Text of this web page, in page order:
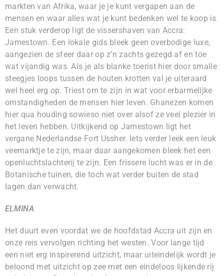
markten van Afrika, waar je je kunt vergapen aan de
mensen en waar alles wat je kunt bedenken wel te koop is.
Een stuk verderop ligt de vissershaven van Accra:
Jamestown. Een lokale gids bleek geen overbodige luxe,
aangezien de sfeer daar op z’n zachts gezegd af en toe
wat vijandig was. Als je als blanke toerist hier door smalle
steegjes loops tussen de houten krotten val je uiteraard
wel heel erg op. Triest om te zijn in wat voor erbarmelijke
omstandigheden de mensen hier leven. Ghanezen komen
hier qua houding sowieso niet over alsof ze veel plezier in
het leven hebben. Uitkijkend op Jamestown ligt het
vergane Nederlandse Fort Ussher. Iets verder leek een leuk
veemarktje te zijn, maar daar aangekomen bleek het een
openluchtslachterij te zijn. Een frissere lucht was er in de
Botanische tuinen, die toch wat verder buiten de stad
lagen dan verwacht.
ELMINA
Het duurt even voordat we de hoofdstad Accra uit zijn en
onze reis vervolgen richting het westen. Voor lange tijd
een niet erg inspirerend uitzicht, maar uiteindelijk wordt je
beloond met uitzicht op zee met een eindeloos lijkende rij